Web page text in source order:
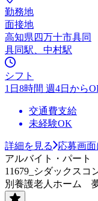
勤務地
面接地
高知県四万十市具同
具同駅、中村駅
シフト
1日8時間 週4日から
交通費支給
未経験OK
詳細を見る
応募画
アルバイト・パート
11679_シダックスコ
別養護老人ホーム